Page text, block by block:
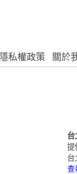
隱私權政策 關於
台
提
台
查